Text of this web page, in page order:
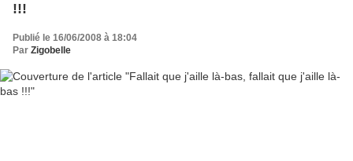
!!!
Publié le 16/06/2008 à 18:04
Par Zigobelle